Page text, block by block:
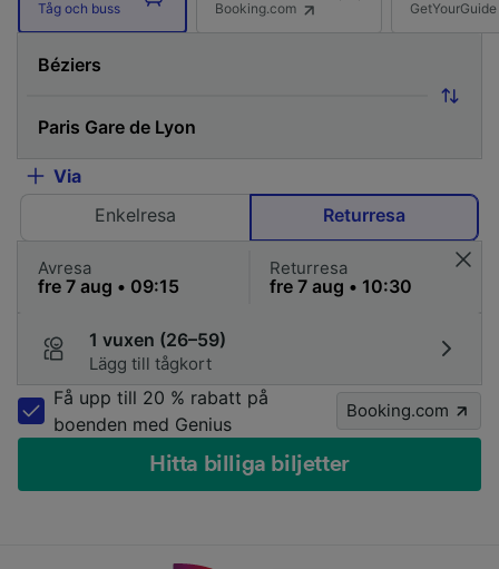
Tåg och buss Booking.com GetYourGuide
Via
Enkelresa
Returresa
Avresa Returresa
1 vuxen (26–59)
Lägg till tågkort
Få upp till 20 % rabatt på
boenden med Genius
Booking.com
Hitta billiga biljetter